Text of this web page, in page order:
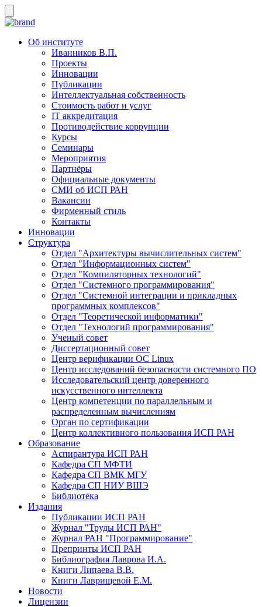
Об институте
Иванников В.П.
Проекты
Инновации
Публикации
Интеллектуальная собственность
Стоимость работ и услуг
IT аккредитация
Противодействие коррупции
Курсы
Семинары
Мероприятия
Партнёры
Официальные документы
СМИ об ИСП РАН
Вакансии
Фирменный стиль
Контакты
Инновации
Структура
Отдел "Архитектуры вычислительных систем"
Отдел "Информационных систем"
Отдел "Компиляторных технологий"
Отдел "Системного программирования"
Отдел "Системной интеграции и прикладных
программных комплексов"
Отдел "Теоретической информатики"
Отдел "Технологий программирования"
Ученый совет
Диссертационный совет
Центр верификации ОС Linux
Центр исследований безопасности системного ПО
Исследовательский центр доверенного
искусственного интеллекта
Центр компетенции по параллельным и
распределенным вычислениям
Орган по сертификации
Центр коллективного пользования ИСП РАН
Образование
Аспирантура ИСП РАН
Кафедра СП МФТИ
Кафедра СП ВМК МГУ
Кафедра СП НИУ ВШЭ
Библиотека
Издания
Публикации ИСП РАН
Журнал "Труды ИСП РАН"
Журнал РАН "Программирование"
Препринты ИСП РАН
Библиография Лаврова И.А.
Книги Липаева В.В.
Книги Лаврищевой Е.М.
Новости
Лицензии